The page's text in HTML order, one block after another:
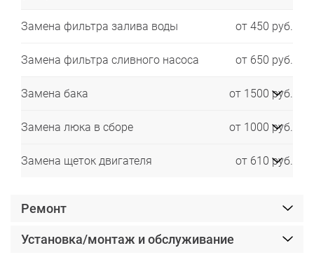
Замена фильтра залива воды от 450 руб.
Замена фильтра сливного насоса от 650 руб.
Замена бака от 1500 руб.
Замена люка в сборе от 1000 руб.
Замена щеток двигателя от 610 руб.
Ремонт
Установка/монтаж и обслуживание